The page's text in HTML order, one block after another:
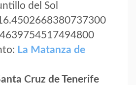
del Sol
La Matanza de
Cruz de Tenerife